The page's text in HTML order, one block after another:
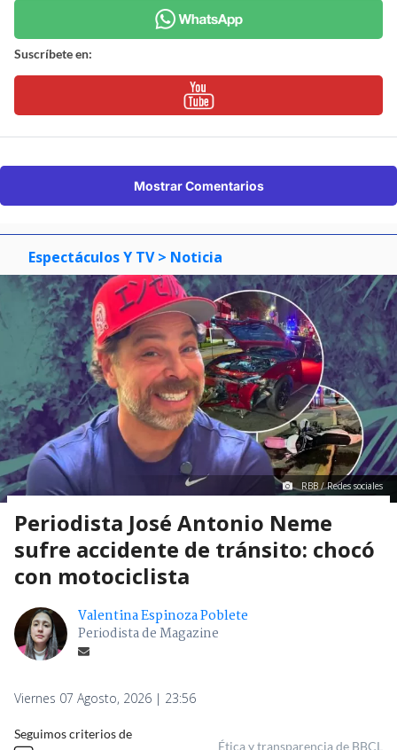
Suscríbete en:
Mostrar Comentarios
Espectáculos Y TV > Noticia
RBB / Redes sociales
Periodista José Antonio Neme
sufre accidente de tránsito: chocó
con motociclista
Valentina Espinoza Poblete
Periodista de Magazine
Viernes 07 Agosto, 2026 | 23:56
Seguimos criterios de
Ética y transparencia de BBCL